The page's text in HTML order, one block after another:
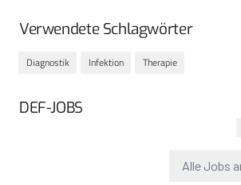
Verwendete Schlagwörter
Diagnostik Infektion Therapie
DEF-JOBS